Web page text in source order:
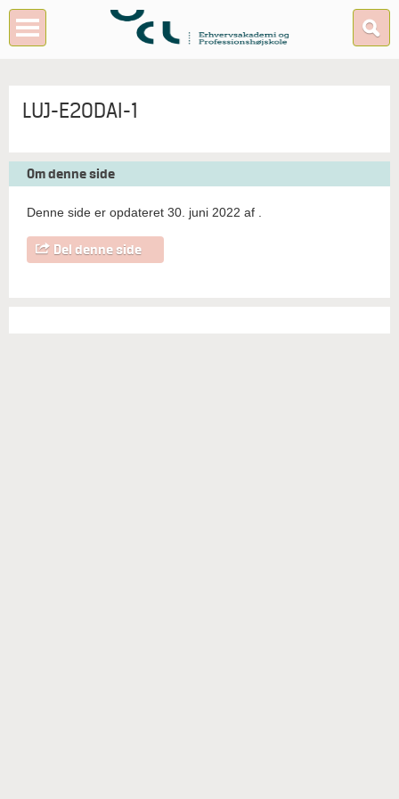
LUJ-E20DAI-1
Om denne side
Denne side er opdateret 30. juni 2022 af
Del denne side